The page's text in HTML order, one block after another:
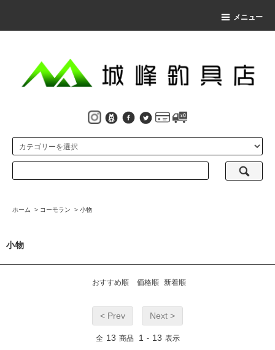
メニュー
ホーム > コーモラン > 小物
小物
おすすめ順 価格順 新着順
< Prev Next >
全 13 商品 1 - 13 表示